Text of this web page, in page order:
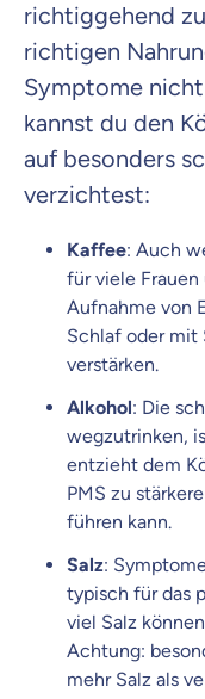
richtiggehend
richtigen
Symptome
kannst du den
auf besonders
verzichtest:
Kaffee: Auch
für viele
Aufnahme von
Schlaf oder mit
verstärken.
Alkohol: Die
wegzutrinken,
entzieht dem
PMS zu
führen kann.
Salz:
typisch für das
viel Salz
Achtung:
mehr Salz als